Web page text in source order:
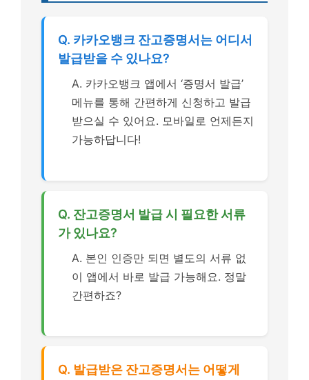
Q. 카카오뱅크 잔고증명서는 어디서
발급받을 수 있나요?
A. 카카오뱅크 앱에서 ‘증명서 발급’
메뉴를 통해 간편하게 신청하고 발급
받으실 수 있어요. 모바일로 언제든지
가능하답니다!
Q. 잔고증명서 발급 시 필요한 서류
가 있나요?
A. 본인 인증만 되면 별도의 서류 없
이 앱에서 바로 발급 가능해요. 정말
간편하죠?
Q. 발급받은 잔고증명서는 어떻게